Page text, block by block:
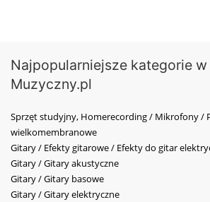
Najpopularniejsze kategorie
Muzyczny.pl
Sprzęt studyjny, Homerecording / Mikrofony /
wielkomembranowe
Gitary / Efekty gitarowe / Efekty do gitar
Gitary / Gitary akustyczne
Gitary / Gitary basowe
Gitary / Gitary elektryczne